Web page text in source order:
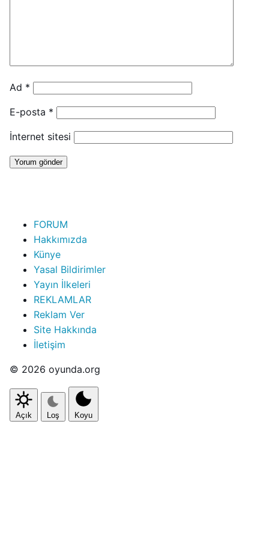
Ad *
E-posta *
İnternet sitesi
FORUM
Hakkımızda
Künye
Yasal Bildirimler
Yayın İlkeleri
REKLAMLAR
Reklam Ver
Site Hakkında
İletişim
© 2026 oyunda.org
Açık Loş Koyu